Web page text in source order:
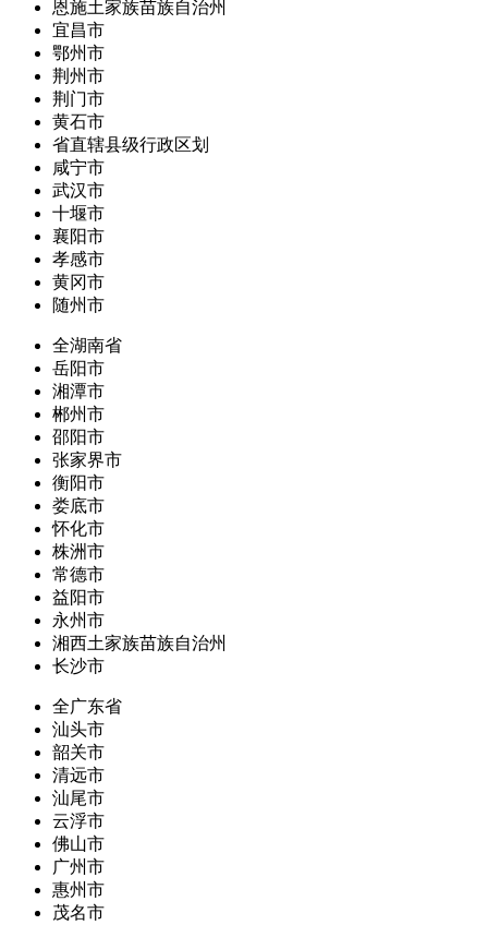
恩施土家族苗族自治州
宜昌市
鄂州市
荆州市
荆门市
黄石市
省直辖县级行政区划
咸宁市
武汉市
十堰市
襄阳市
孝感市
黄冈市
随州市
全湖南省
岳阳市
湘潭市
郴州市
邵阳市
张家界市
衡阳市
娄底市
怀化市
株洲市
常德市
益阳市
永州市
湘西土家族苗族自治州
长沙市
全广东省
汕头市
韶关市
清远市
汕尾市
云浮市
佛山市
广州市
惠州市
茂名市